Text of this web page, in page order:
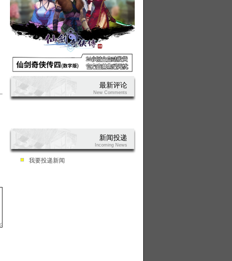
最新评论
New Comments
新闻投递
Incoming News
我要投递新闻